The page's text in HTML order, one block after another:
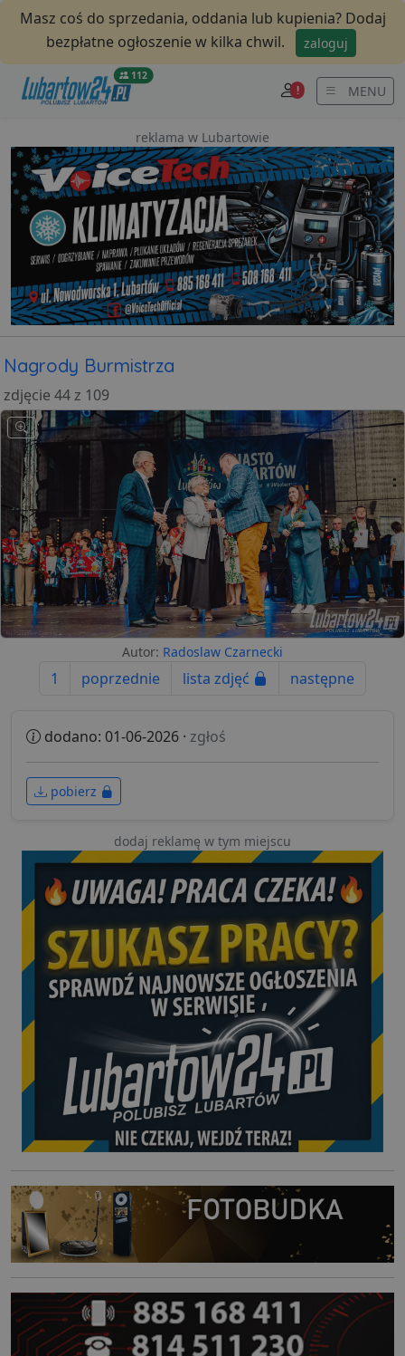
Masz coś do sprzedania, oddania lub kupienia? Dodaj
bezpłatne ogłoszenie w kilka chwil.
zaloguj
112
! MENU
reklama w Lubartowie
Nagrody Burmistrza
zdjęcie 44 z 109
Autor: Radoslaw Czarnecki
1 poprzednie lista zdjęć następne
dodano: 01-06-2026 · zgłoś
pobierz
dodaj reklamę w tym miejscu